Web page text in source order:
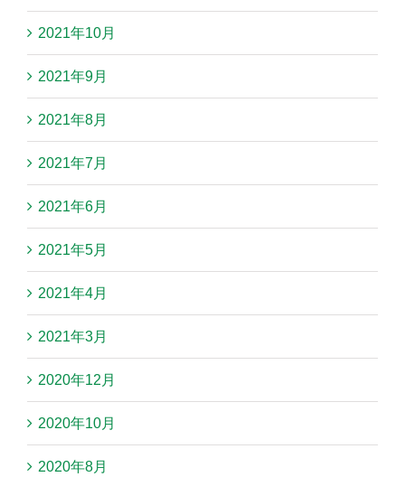
2021年10月
2021年9月
2021年8月
2021年7月
2021年6月
2021年5月
2021年4月
2021年3月
2020年12月
2020年10月
2020年8月